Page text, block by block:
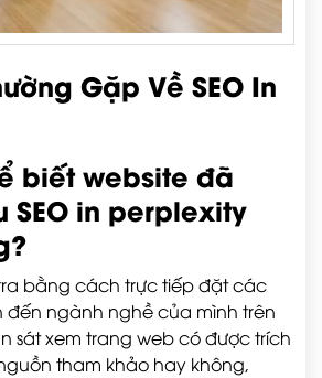
Gặp Về SEO In
biết website đã
SEO in perplexity
bằng cách trực tiếp đặt các
đến ngành nghề của mình trên
sát xem trang web có được trích
tham khảo hay không,